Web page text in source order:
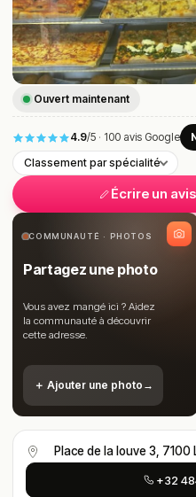
Ouvert maintenant
4.9/5 · 100 avis Google
Classement par spécialité
Écrire un avis
COMMUNAUTÉ · PHOTOS
Partagez une photo
Vous avez mangé ici ? Aidez
la communauté à découvrir
cette adresse.
＋ Ajouter une photo →
Place de la louve 3,
+32